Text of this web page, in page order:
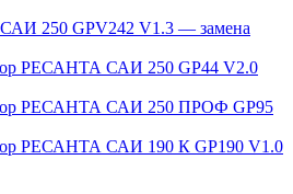
250 GPV242 V1.3 — замена
РЕСАНТА САИ 250 GP44 V2.0
РЕСАНТА САИ 250 ПРОФ GP95
РЕСАНТА САИ 190 К GP190 V1.0